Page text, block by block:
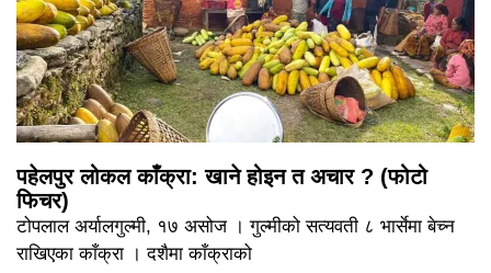
पहेलपुर लोकल काँक्रा: खाने होइन त अचार ? (फोटो
फिचर)
टोपलाल अर्यालगुल्मी, १७ असोज । गुल्मीको सत्यवती ८ भार्सेमा बेच्न
राखिएका काँक्रा । दशैमा काँक्राको